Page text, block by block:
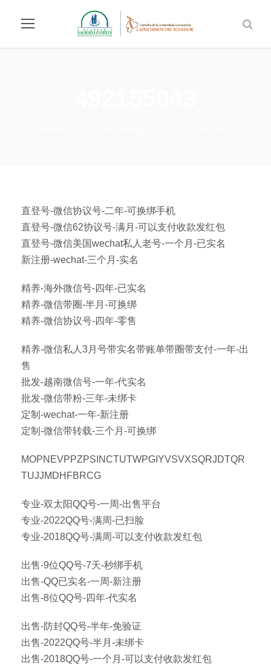
直登号-微信协议号-二年-可换绑手机
直登号-微信62协议号-满月-可以支付收款发红包
直登号-微信美国wechat私人老号-一个月-已实名
新注册-wechat-三个月-实名
精养-海外微信号-四年-已实名
精养-微信带圈-半月-可换绑
精养-微信协议号-四年-零售
精养-微信私人3月号带实名带账单带圈带支付-一年-出
售
批发-越南微信号-一年-代实名
批发-微信带粉-三年-未绑卡
定制-wechat-一年-新注册
定制-微信带转载-三个月-可换绑
MOPNEVPPZPSINCTUTWPGIYVSVXSQRJDTQR
TUJJMDHFBRCG
专业-双太阳QQ号-一周-出售平台
专业-2022QQ号-满周-已扫脸
专业-2018QQ号-满周-可以支付收款发红包
出售-9位QQ号-7天-秒绑手机
出售-QQ已实名-一周-新注册
出售-8位QQ号-四年-代实名
出售-防封QQ号-半年-免验证
出售-2022QQ号-半月-未绑卡
出售-2018QQ号-一个月-可以支付收款发红包